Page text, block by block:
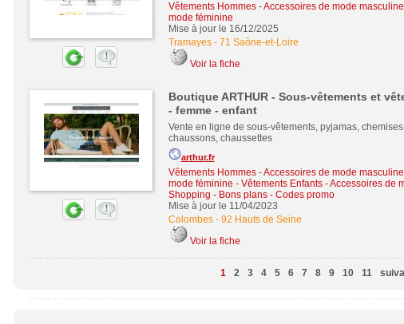
Vêtements Hommes - Accessoires de mode masculine
mode féminine
Mise à jour le 16/12/2025
Tramayes- 71 Saône-et-Loire
Voir la fiche
Boutique ARTHUR - Sous-vêtements et
- femme - enfant
Vente en ligne de sous-vêtements, pyjamas,
chaussons, chaussettes
arthur.fr
Vêtements Hommes - Accessoires de mode masculine
mode féminine - Vêtements Enfants - Accessoires de
Shopping - Bons plans - Codes promo
Mise à jour le 11/04/2023
Colombes- 92 Hauts de Seine
Voir la fiche
1 2 3 4 5 6 7 8 9 10 11